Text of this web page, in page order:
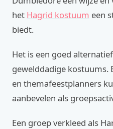
het Hagrid kostuum een
biedt.
Het is een goed
gewelddadige kostuums.
en themafeestplanners
aanbevelen als
Een groep verkleed als